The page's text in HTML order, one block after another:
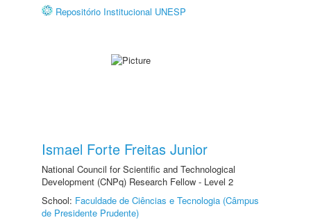
Repositório Institucional UNESP
Ismael Forte Freitas Junior
National Council for Scientific and Technological
Development (CNPq) Research Fellow - Level 2
School: Faculdade de Ciências e Tecnologia (Câmpus
de Presidente Prudente)